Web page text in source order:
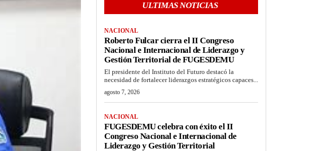
ULTIMAS NOTICIAS
NACIONAL
Roberto Fulcar cierra el II Congreso
Nacional e Internacional de Liderazgo y
Gestión Territorial de FUGESDEMU
El presidente del Instituto del Futuro destacó la
necesidad de fortalecer liderazgos estratégicos capaces...
agosto 7, 2026
NACIONAL
FUGESDEMU celebra con éxito el II
Congreso Nacional e Internacional de
Liderazgo y Gestión Territorial